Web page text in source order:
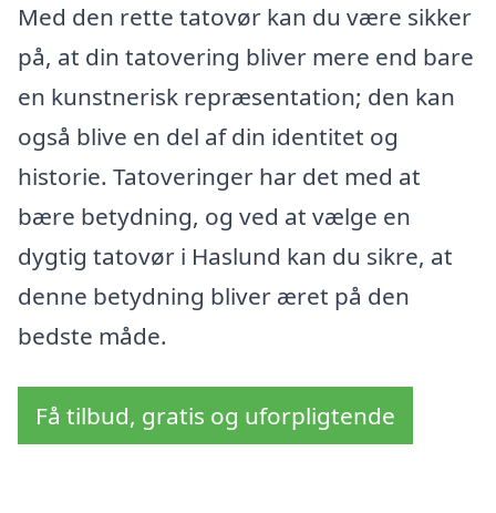
Med den rette tatovør kan du være sikker
på, at din tatovering bliver mere end bare
en kunstnerisk repræsentation; den kan
også blive en del af din identitet og
historie. Tatoveringer har det med at
bære betydning, og ved at vælge en
dygtig tatovør i Haslund kan du sikre, at
denne betydning bliver æret på den
bedste måde.
Få tilbud, gratis og uforpligtende